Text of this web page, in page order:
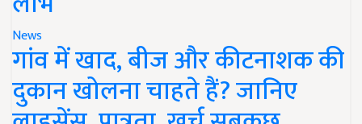
News
गांव में खाद, बीज और कीटनाशक की
दुकान खोलना चाहते हैं? जानिए